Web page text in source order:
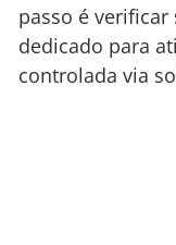
passo é
dedicado para
controlada via